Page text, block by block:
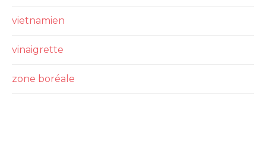
vietnamien
vinaigrette
zone boréale